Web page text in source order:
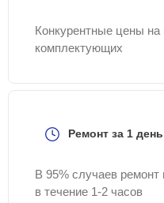
Конкурентные цены
комплектующих
Ремонт за 1 день
В 95% случаев ремонт
в течение 1-2 часов